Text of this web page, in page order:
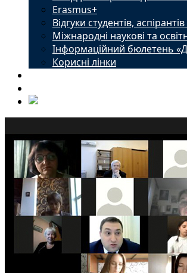
Erasmus+
Відгуки студентів,
Міжнародні наукові та
Інформаційний бюлетень
Корисні лінки